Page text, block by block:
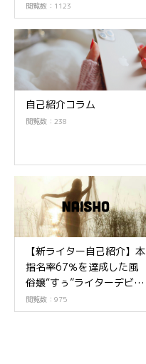
閲覧数：1123
自己紹介コラム
閲覧数：238
【新ライター自己紹介】本
指名率67％を達成した風
俗嬢“すぅ”ライターデビュ
ー!後編
閲覧数：975